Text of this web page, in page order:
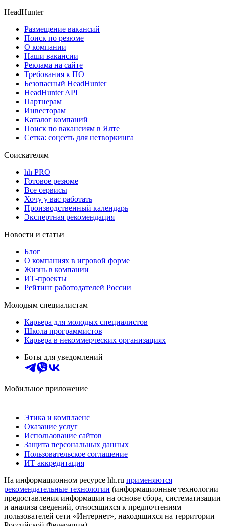
HeadHunter
Размещение вакансий
Поиск по резюме
О компании
Наши вакансии
Реклама на сайте
Требования к ПО
Безопасный HeadHunter
HeadHunter API
Партнерам
Инвесторам
Каталог компаний
Поиск по вакансиям в Ялте
Сетка: соцсеть для нетворкинга
Соискателям
hh PRO
Готовое резюме
Все сервисы
Хочу у вас работать
Производственный календарь
Экспертная рекомендация
Новости и статьи
Блог
О компаниях в игровой форме
Жизнь в компании
ИТ-проекты
Рейтинг работодателей России
Молодым специалистам
Карьера для молодых специалистов
Школа программистов
Карьера в некоммерческих организациях
Боты для уведомлений
Мобильное приложение
Этика и комплаенс
Оказание услуг
Использование сайтов
Защита персональных данных
Пользовательское соглашение
ИТ аккредитация
На информационном ресурсе hh.ru применяются
рекомендательные технологии (информационные технологии
предоставления информации на основе сбора, систематизации
и анализа сведений, относящихся к предпочтениям
пользователей сети «Интернет», находящихся на территории